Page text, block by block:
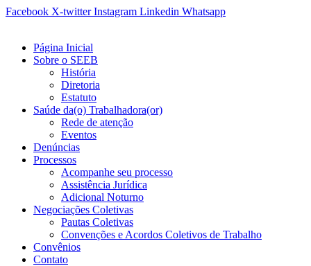
Ir
conteúdo
Facebook X-twitter Instagram Linkedin Whatsapp
Página Inicial
Sobre o SEEB
História
Diretoria
Estatuto
Saúde da(o) Trabalhadora(or)
Rede de atenção
Eventos
Denúncias
Processos
Acompanhe seu processo
Assistência Jurídica
Adicional Noturno
Negociações Coletivas
Pautas Coletivas
Convenções e Acordos Coletivos de Trabalho
Convênios
Contato